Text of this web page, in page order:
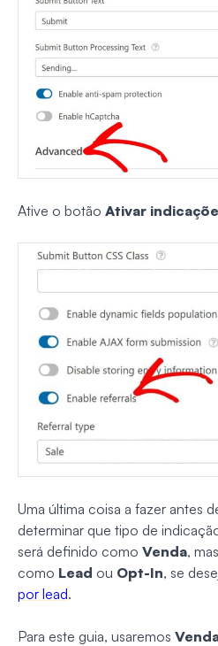
Ative o botão Ativar
Uma última coisa a fazer antes
determinar que tipo de
será definido como Venda,
como Lead ou Opt-In, se
por lead.
Para este guia, usaremos